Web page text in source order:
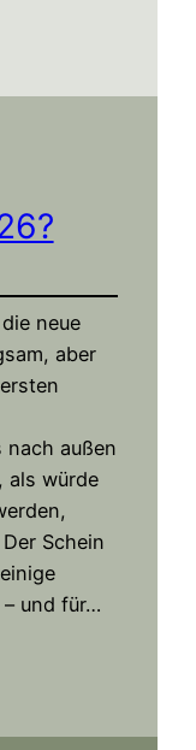
neue
aber
außen
als würde
Schein
und für…